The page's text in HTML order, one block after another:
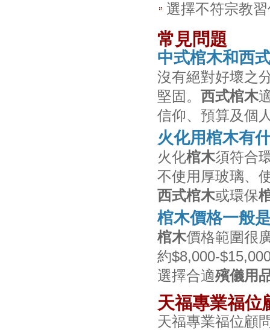
選擇不符宗教
常見問題
中式棺木和西
沒有絕對好壞之
堅固。 西式棺木
信仰、預算及個
火化用棺木有
火化棺木須符合
不使用厚玻璃、
西式棺木或環保
棺木價格一般
棺木價格範圍很
約$8,000-
選擇合適殯儀用
天福專業福位
天福專業福位顧